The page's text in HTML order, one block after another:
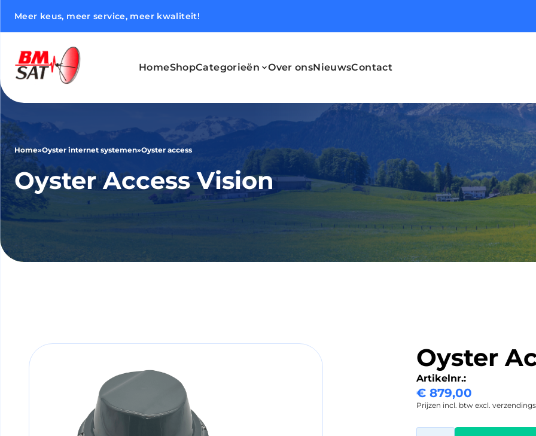
Meer keus, meer service, meer kwaliteit!
HomeShopCategorieën Over onsNieuwsContact
Home»Oyster internet systemen»Oyster access
Oyster Access Vision
Oyster
Artikelnr.:
€ 879,00
Prijzen incl. btw excl.